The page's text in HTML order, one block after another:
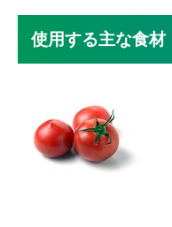
使用する主な食材